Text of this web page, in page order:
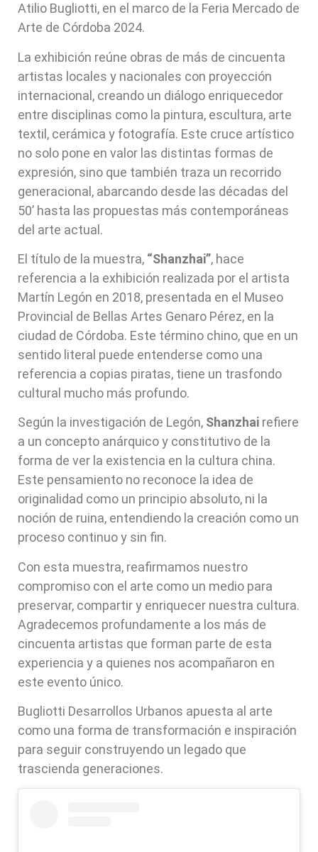
Atilio Bugliotti, en el marco de la Feria Mercado de
Arte de Córdoba 2024.
La exhibición reúne obras de más de cincuenta
artistas locales y nacionales con proyección
internacional, creando un diálogo enriquecedor
entre disciplinas como la pintura, escultura, arte
textil, cerámica y fotografía. Este cruce artístico
no solo pone en valor las distintas formas de
expresión, sino que también traza un recorrido
generacional, abarcando desde las décadas del
50’ hasta las propuestas más contemporáneas
del arte actual.
El título de la muestra, “Shanzhai”, hace
referencia a la exhibición realizada por el artista
Martín Legón en 2018, presentada en el Museo
Provincial de Bellas Artes Genaro Pérez, en la
ciudad de Córdoba. Este término chino, que en un
sentido literal puede entenderse como una
referencia a copias piratas, tiene un trasfondo
cultural mucho más profundo.
Según la investigación de Legón, Shanzhai refiere
a un concepto anárquico y constitutivo de la
forma de ver la existencia en la cultura china.
Este pensamiento no reconoce la idea de
originalidad como un principio absoluto, ni la
noción de ruina, entendiendo la creación como un
proceso continuo y sin fin.
Con esta muestra, reafirmamos nuestro
compromiso con el arte como un medio para
preservar, compartir y enriquecer nuestra cultura.
Agradecemos profundamente a los más de
cincuenta artistas que forman parte de esta
experiencia y a quienes nos acompañaron en
este evento único.
Bugliotti Desarrollos Urbanos apuesta al arte
como una forma de transformación e inspiración
para seguir construyendo un legado que
trascienda generaciones.